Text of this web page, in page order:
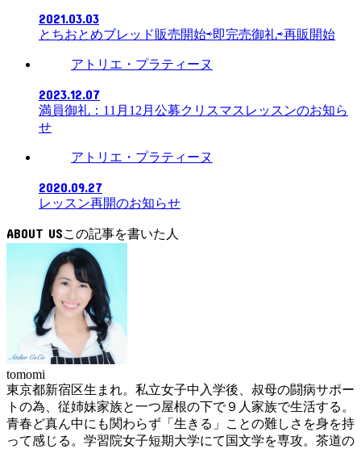
2021.03.03
とちおとめブレッド販売開始⇨即完売御礼⇨再販開始
アトリエ・プラティーヌ
2023.12.07
満員御礼：11月12月公募クリスマスレッスンのお知ら
せ
アトリエ・プラティーヌ
2020.09.27
レッスン再開のお知らせ
ABOUT US
tomomi
東京都新宿区生まれ。私立女子中入学後、叔母の闘病サポー
トの為、従姉妹家族と一つ屋根の下で９人家族で生活する。
青春ど真ん中にも関わらず「生きる」ことの難しさを身を持
って感じる。学習院女子短期大学にて国文学を専攻。茶道の